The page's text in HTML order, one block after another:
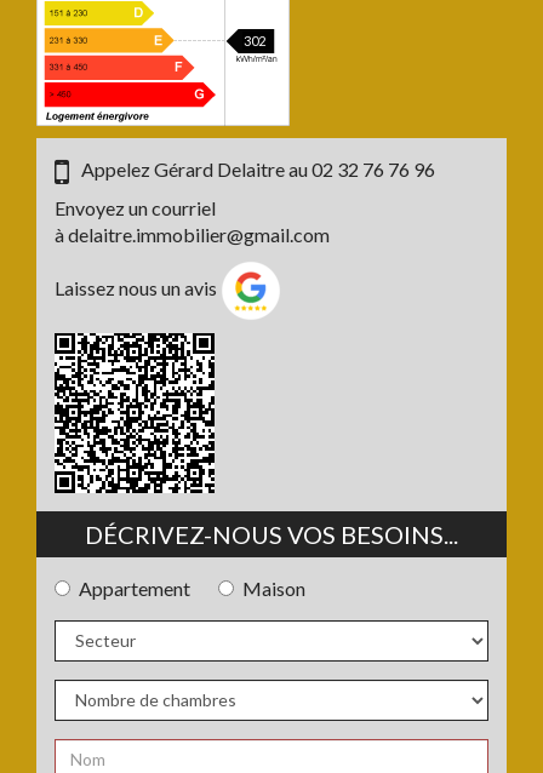
302
Appelez Gérard Delaitre au02 32 76 76 96
Envoyez un courriel
àdelaitre.immobilier@gmail.com
Laissez nous un avis
DÉCRIVEZ-NOUS VOS BESOINS...
Appartement
Maison
de
bien
de